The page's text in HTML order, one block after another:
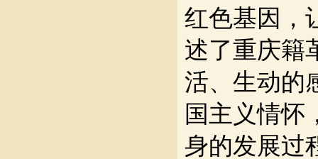
红色基因，
述了重庆籍
活、生动的
国主义情怀
身的发展过